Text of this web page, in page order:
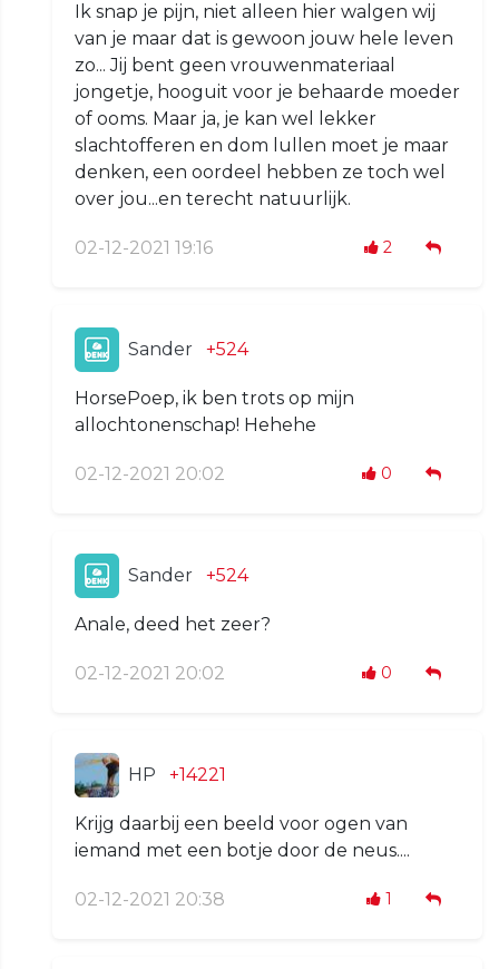
Ik snap je pijn, niet alleen hier walgen wij
van je maar dat is gewoon jouw hele leven
zo... Jij bent geen vrouwenmateriaal
jongetje, hooguit voor je behaarde moeder
of ooms. Maar ja, je kan wel lekker
slachtofferen en dom lullen moet je maar
denken, een oordeel hebben ze toch wel
over jou...en terecht natuurlijk.
02-12-2021 19:16 2
Sander +524
HorsePoep, ik ben trots op mijn
allochtonenschap! Hehehe
02-12-2021 20:02 0
Sander +524
Anale, deed het zeer?
02-12-2021 20:02 0
HP +14221
Krijg daarbij een beeld voor ogen van
iemand met een botje door de neus....
02-12-2021 20:38 1